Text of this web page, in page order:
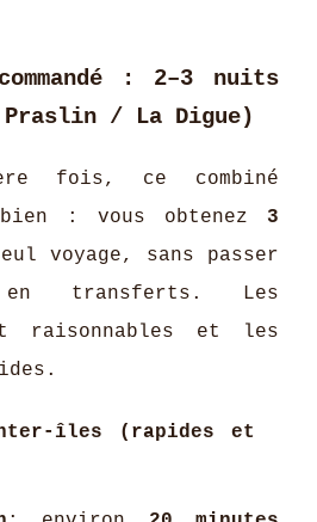
: 2–3 nuits
/ La Digue)
fois, ce combiné
: vous obtenez 3
voyage, sans passer
transferts. Les
raisonnables et les
îles (rapides et